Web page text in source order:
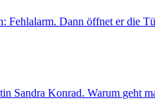
Dann öffnet er die
Sandra Konrad. Warum geht